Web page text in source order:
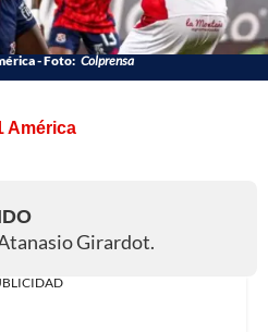
- Foto: Colprensa
América
Girardot.